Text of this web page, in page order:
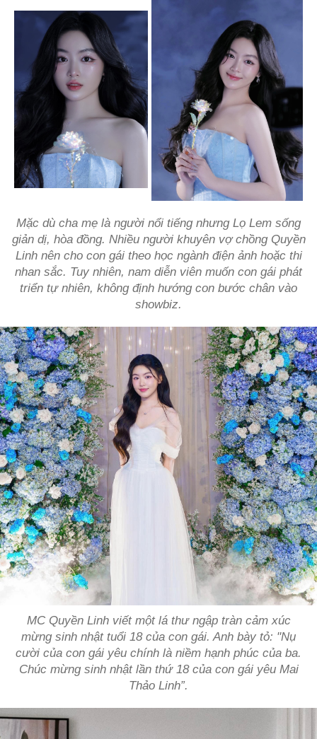
Mặc dù cha mẹ là người nổi tiếng nhưng Lọ Lem sống
giản dị, hòa đồng. Nhiều người khuyên vợ chồng Quyền
Linh nên cho con gái theo học ngành điện ảnh hoặc thi
nhan sắc. Tuy nhiên, nam diễn viên muốn con gái phát
triển tự nhiên, không định hướng con bước chân vào
showbiz.
MC Quyền Linh viết một lá thư ngập tràn cảm xúc
mừng sinh nhật tuổi 18 của con gái. Anh bày tỏ: "Nụ
cười của con gái yêu chính là niềm hạnh phúc của ba.
Chúc mừng sinh nhật lần thứ 18 của con gái yêu Mai
Thảo Linh”.